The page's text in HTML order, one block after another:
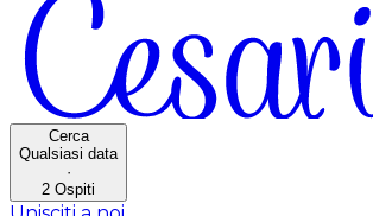
Cerca
Qualsiasi data
·
2 Ospiti